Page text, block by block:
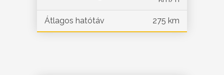
Átlagos hatótáv 275 km